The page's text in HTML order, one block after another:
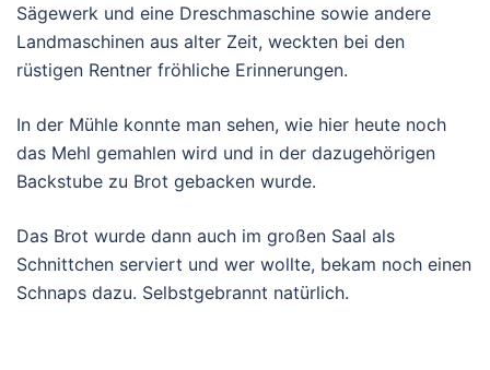
Sägewerk und eine Dreschmaschine sowie andere
Landmaschinen aus alter Zeit, weckten bei den
rüstigen Rentner fröhliche Erinnerungen.
In der Mühle konnte man sehen, wie hier heute noch
das Mehl gemahlen wird und in der dazugehörigen
Backstube zu Brot gebacken wurde.
Das Brot wurde dann auch im großen Saal als
Schnittchen serviert und wer wollte, bekam noch einen
Schnaps dazu. Selbstgebrannt natürlich.